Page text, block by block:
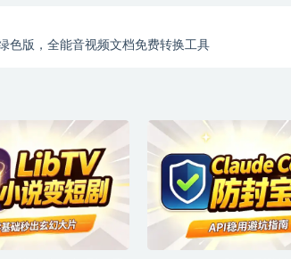
色版，全能音视频文档免费转换工具